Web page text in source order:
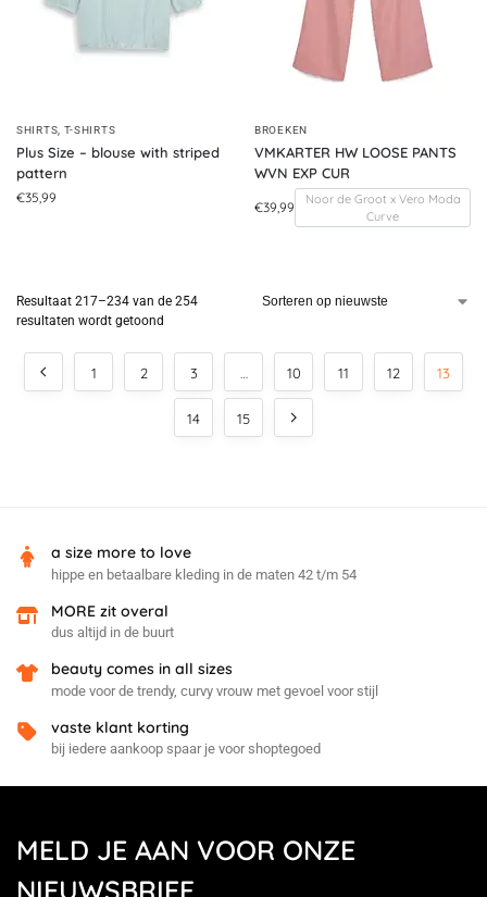
SHIRTS, T-SHIRTS
Plus Size – blouse with striped
pattern
€35,99
BROEKEN
VMKARTER HW LOOSE PANTS
WVN EXP CUR
€39,99
Noor de Groot x Vero Moda
Curve
Resultaat 217–234 van de 254
resultaten wordt getoond
1 2 3 … 10 11 12 13
14 15
a size more to love
hippe en betaalbare kleding in de maten 42 t/m 54
MORE zit overal
dus altijd in de buurt
beauty comes in all sizes
mode voor de trendy, curvy vrouw met gevoel voor stijl
vaste klant korting
bij iedere aankoop spaar je voor shoptegoed
MELD JE AAN VOOR ONZE